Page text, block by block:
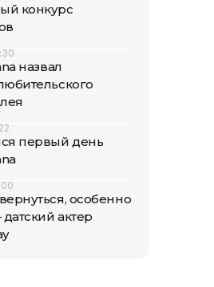
конкурс
назвал
первый день
особенно
актер